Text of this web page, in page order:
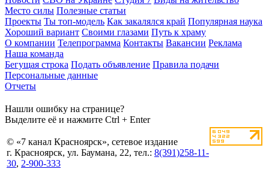
Место силы Полезные статьи
Проекты Ты топ-модель Как закалялся край Популярная наука
Хороший вариант Своими глазами Путь к храму
О компании Телепрограмма Контакты Вакансии Реклама
Наша команда
Бегущая строка Подать объявление Правила подачи
Персональные данные
Отчеты
Нашли ошибку на странице?
Выделите её и нажмите Ctrl + Enter
© «7 канал Красноярск», сетевое издание
г. Красноярск, ул. Баумана, 22, тел.: 8(391)258-11-
30, 2-900-333